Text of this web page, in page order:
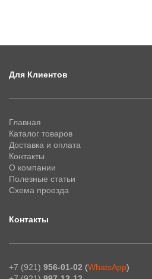
Для Клиентов
Главная
Каталог товаров
Доставка и оплата
Контакты
О компании
Полезные статьи
Схема проезда
Контакты
+7 (921) 956-01-02 (WhatsApp)